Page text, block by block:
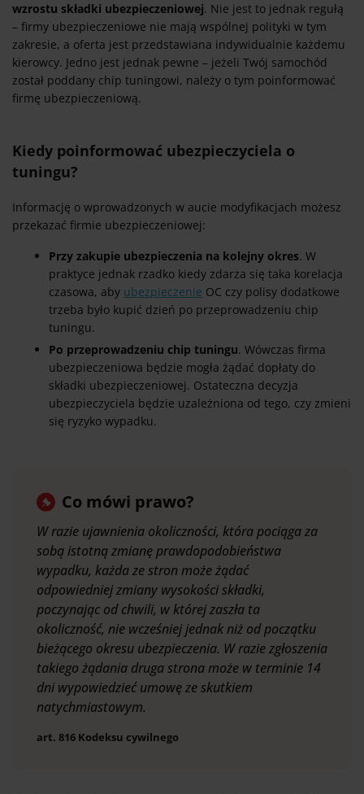
wzrostu składki ubezpieczeniowej. Nie jest to jednak regułą
– firmy ubezpieczeniowe nie mają wspólnej polityki w tym
zakresie, a oferta jest przedstawiana indywidualnie każdemu
kierowcy. Jedno jest jednak pewne – jeżeli Twój samochód
został poddany chip tuningowi, należy o tym poinformować
firmę ubezpieczeniową.
Kiedy poinformować ubezpieczyciela o
tuningu?
Informację o wprowadzonych w aucie modyfikacjach możesz
przekazać firmie ubezpieczeniowej:
Przy zakupie ubezpieczenia na kolejny okres. W
praktyce jednak rzadko kiedy zdarza się taka korelacja
czasowa, aby ubezpieczenie OC czy polisy dodatkowe
trzeba było kupić dzień po przeprowadzeniu chip
tuningu.
Po przeprowadzeniu chip tuningu. Wówczas firma
ubezpieczeniowa będzie mogła żądać dopłaty do
składki ubezpieczeniowej. Ostateczna decyzja
ubezpieczyciela będzie uzależniona od tego, czy zmieni
się ryzyko wypadku.
Co mówi prawo?
W razie ujawnienia okoliczności, która pociąga za
sobą istotną zmianę prawdopodobieństwa
wypadku, każda ze stron może żądać
odpowiedniej zmiany wysokości składki,
poczynając od chwili, w której zaszła ta
okoliczność, nie wcześniej jednak niż od początku
bieżącego okresu ubezpieczenia. W razie zgłoszenia
takiego żądania druga strona może w terminie 14
dni wypowiedzieć umowę ze skutkiem
natychmiastowym.
art. 816 Kodeksu cywilnego